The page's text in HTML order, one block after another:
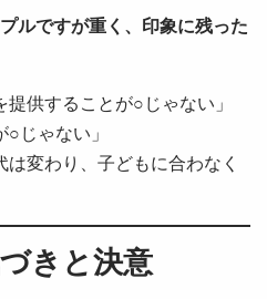
ルですが重く、印象に残った
提供することが○じゃない」
○じゃない」
は変わり、子どもに合わなく
きと決意